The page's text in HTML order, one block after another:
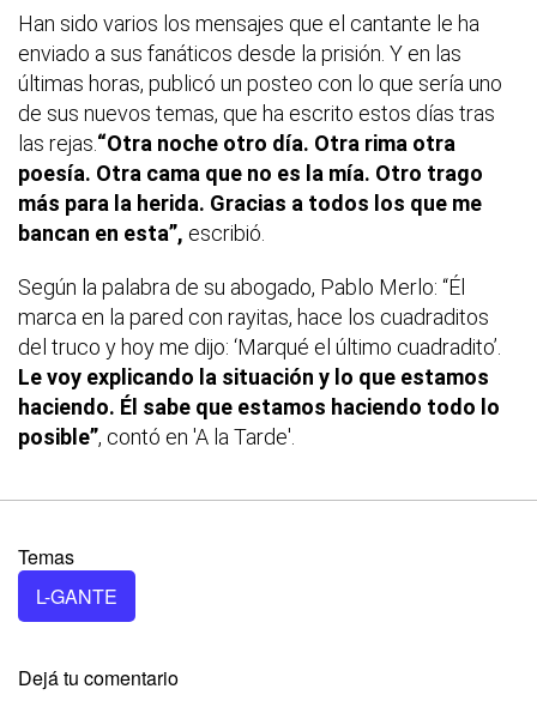
Han sido varios los mensajes que el cantante le ha
enviado a sus fanáticos desde la prisión. Y en las
últimas horas, publicó un posteo con lo que sería uno
de sus nuevos temas, que ha escrito estos días tras
las rejas. “Otra noche otro día. Otra rima otra
poesía. Otra cama que no es la mía. Otro trago
más para la herida. Gracias a todos los que me
bancan en esta”, escribió.
Según la palabra de su abogado, Pablo Merlo: “Él
marca en la pared con rayitas, hace los cuadraditos
del truco y hoy me dijo: ‘Marqué el último cuadradito’.
Le voy explicando la situación y lo que estamos
haciendo. Él sabe que estamos haciendo todo lo
posible”, contó en 'A la Tarde'.
Temas
L-GANTE
Dejá tu comentario